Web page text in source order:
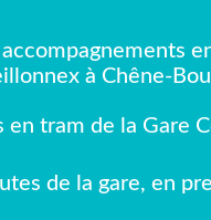
à Chêne-
tram de la Gare
de la gare, en